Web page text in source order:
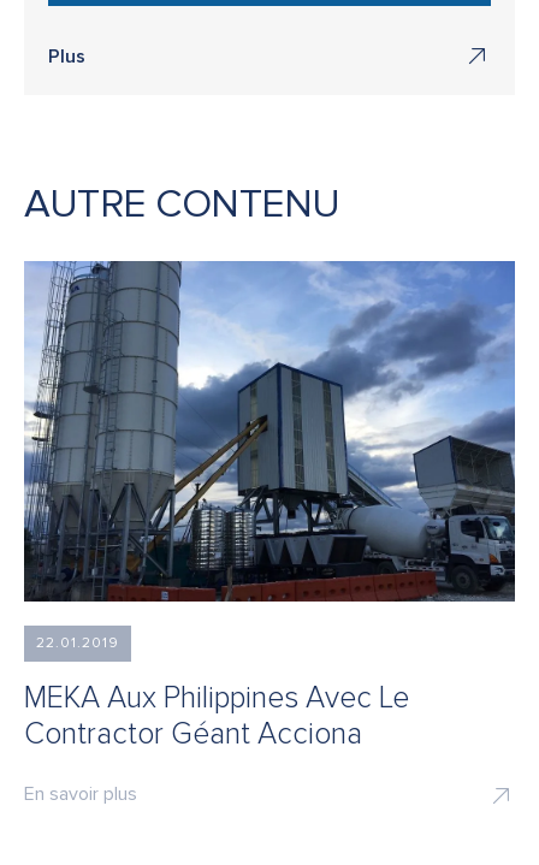
Plus
AUTRE CONTENU
22.01.2019
MEKA Aux Philippines Avec Le
Contractor Géant Acciona
En savoir plus